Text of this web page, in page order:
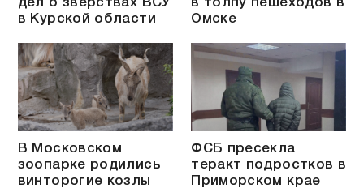
дел о зверствах ВСУ
в Курской области
в толпу пешеходов в
Омске
В Московском
зоопарке родились
винторогие козлы
ФСБ пресекла
теракт подростков в
Приморском крае